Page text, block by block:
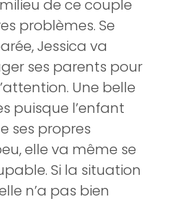
de ce couple
problèmes. Se
Jessica va
ses parents pour
Une belle
puisque l’enfant
ses propres
elle va même se
Si la situation
n’a pas bien